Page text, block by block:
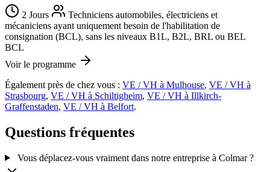
2 Jours
Techniciens automobiles, électriciens et
mécaniciens ayant uniquement besoin de l'habilitation de
consignation (BCL), sans les niveaux B1L, B2L, BRL ou BEL
BCL
Voir le programme
Également près de chez vous : VE / VH à Mulhouse, VE / VH à
Strasbourg, VE / VH à Schiltigheim, VE / VH à Illkirch-
Graffenstaden, VE / VH à Belfort.
Questions fréquentes
Vous déplacez-vous vraiment dans notre entreprise à Colmar ?